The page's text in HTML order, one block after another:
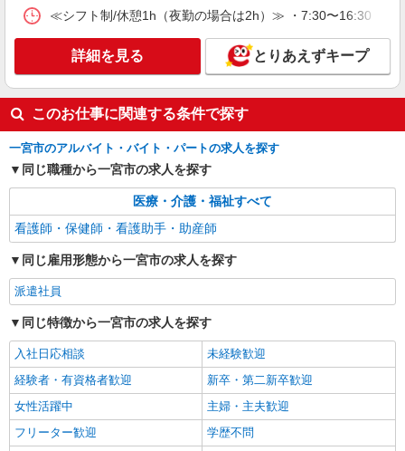
≪シフト制/休憩1h（夜勤の場合は2h）≫ ・7:30〜16:30 ・
詳細を見る とりあえずキープ
このお仕事に関連する条件で探す
一宮市のアルバイト・バイト・パートの求人を探す
同じ職種から一宮市の求人を探す
医療・介護・福祉すべて
看護師・保健師・看護助手・助産師
同じ雇用形態から一宮市の求人を探す
派遣社員
同じ特徴から一宮市の求人を探す
入社日応相談
未経験歓迎
経験者・有資格者歓迎
新卒・第二新卒歓迎
女性活躍中
主婦・主夫歓迎
フリーター歓迎
学歴不問